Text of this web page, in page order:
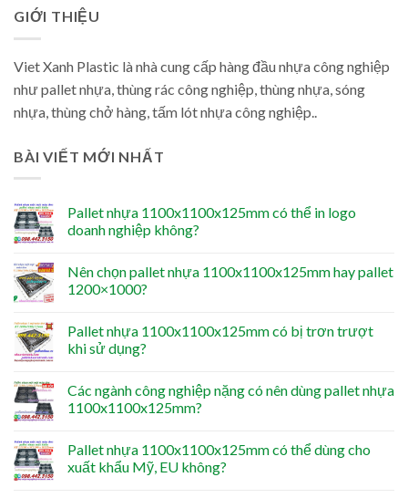
GIỚI THIỆU
Viet Xanh Plastic là nhà cung cấp hàng đầu nhựa công nghiệp
như pallet nhựa, thùng rác công nghiệp, thùng nhựa, sóng
nhựa, thùng chở hàng, tấm lót nhựa công nghiệp..
BÀI VIẾT MỚI NHẤT
Pallet nhựa 1100x1100x125mm có thể in logo
doanh nghiệp không?
Nên chọn pallet nhựa 1100x1100x125mm hay pallet
1200×1000?
Pallet nhựa 1100x1100x125mm có bị trơn trượt
khi sử dụng?
Các ngành công nghiệp nặng có nên dùng pallet nhựa
1100x1100x125mm?
Pallet nhựa 1100x1100x125mm có thể dùng cho
xuất khẩu Mỹ, EU không?